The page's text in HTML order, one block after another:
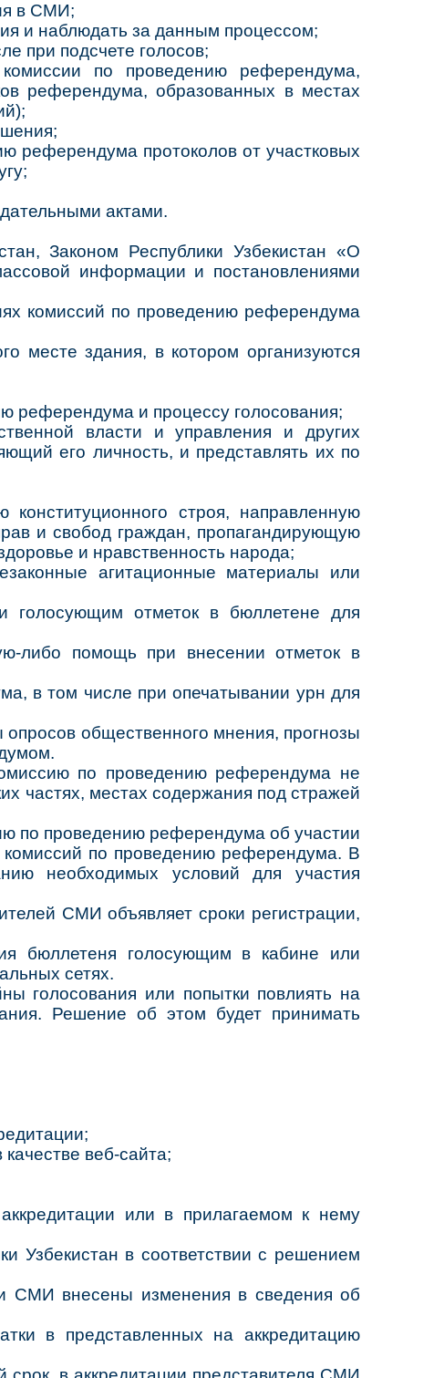
в СМИ;
и наблюдать за данным процессом;
при подсчете голосов;
по проведению референдума,
референдума, образованных в местах
референдума протоколов от участковых
актами.
Законом Республики Узбекистан «О
информации и постановлениями
комиссий по проведению референдума
месте здания, в котором организуются
референдума и процессу голосования;
власти и управления и других
его личность, и представлять их по
строя, направленную
и свобод граждан, пропагандирующую
и нравственность народа;
агитационные материалы или
голосующим отметок в бюллетене для
либо помощь при внесении отметок в
в том числе при опечатывании урн для
общественного мнения, прогнозы
по проведению референдума не
частях, местах содержания под стражей
по проведению референдума об участии
комиссий по проведению референдума. В
необходимых условий для участия
СМИ объявляет сроки регистрации,
бюллетеня голосующим в кабине или
сетях.
голосования или попытки повлиять на
Решение об этом будет принимать
веб-сайта;
или в прилагаемом к нему
Узбекистан в соответствии с решением
СМИ внесены изменения в сведения об
в представленных на аккредитацию